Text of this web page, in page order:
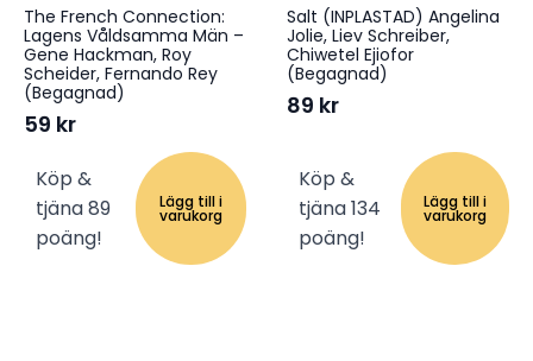
The French Connection:
Lagens Våldsamma Män –
Gene Hackman, Roy
Scheider, Fernando Rey
(Begagnad)
59 kr
Köp &
tjäna 89
poäng!
Lägg till i
varukorg
Salt (INPLASTAD) Angelina
Jolie, Liev Schreiber,
Chiwetel Ejiofor
(Begagnad)
89 kr
Köp &
tjäna 134
poäng!
Lägg till i
varukorg